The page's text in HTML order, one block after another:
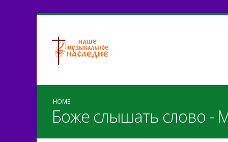
HOME
Боже слышать слово -